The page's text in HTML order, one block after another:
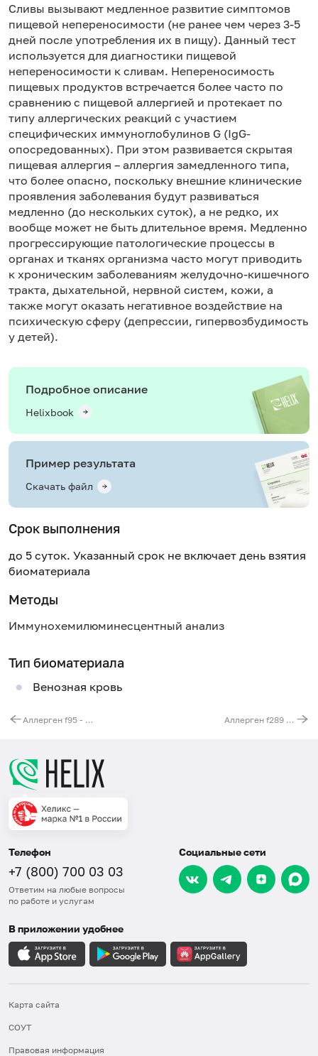
Сливы вызывают медленное развитие симптомов
пищевой непереносимости (не ранее чем через 3-5
дней после употребления их в пищу). Данный тест
используется для диагностики пищевой
непереносимости к сливам. Непереносимость
пищевых продуктов встречается более часто по
сравнению с пищевой аллергией и протекает по
типу аллергических реакций с участием
специфических иммуноглобулинов G (IgG-
опосредованных). При этом развивается скрытая
пищевая аллергия – аллергия замедленного типа,
что более опасно, поскольку внешние клинические
проявления заболевания будут развиваться
медленно (до нескольких суток), а не редко, их
вообще может не быть длительное время. Медленно
прогрессирующие патологические процессы в
органах и тканях организма часто могут приводить
к хроническим заболеваниям желудочно-кишечного
тракта, дыхательной, нервной систем, кожи, а
также могут оказать негативное воздействие на
психическую сферу (депрессии, гипервозбудимость
у детей).
Подробное описание
Helixbook
Пример результата
Скачать файл
Срок выполнения
до 5 суток. Указанный срок не включает день взятия
биоматериала
Методы
Иммунохемилюминесцентный анализ
Тип биоматериала
Венозная кровь
Аллерген f95 - персик, IgG Аллерген f289 - финики, IgG
Телефон
+7 (800) 700 03 03
Ответим на любые вопросы
по работе и услугам
Социальные сети
В приложении удобнее
Карта сайта
СОУТ
Правовая информация